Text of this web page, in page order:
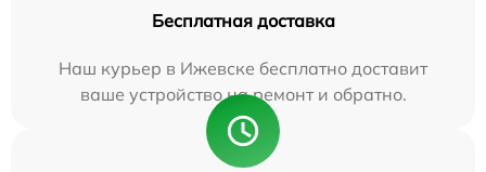
Бесплатная доставка
Наш курьер в Ижевске бесплатно доставит
ваше устройство на ремонт и обратно.